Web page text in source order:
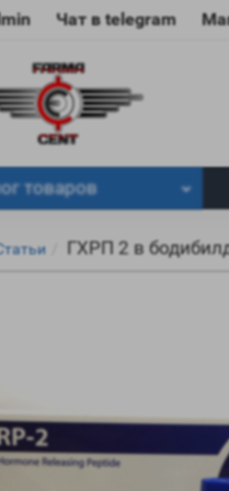
Чат в telegram
товаров
ГХРП 2 в